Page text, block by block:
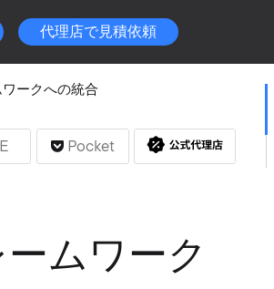
代理店で見積依頼
ークへの統合
Pocket
ムワーク